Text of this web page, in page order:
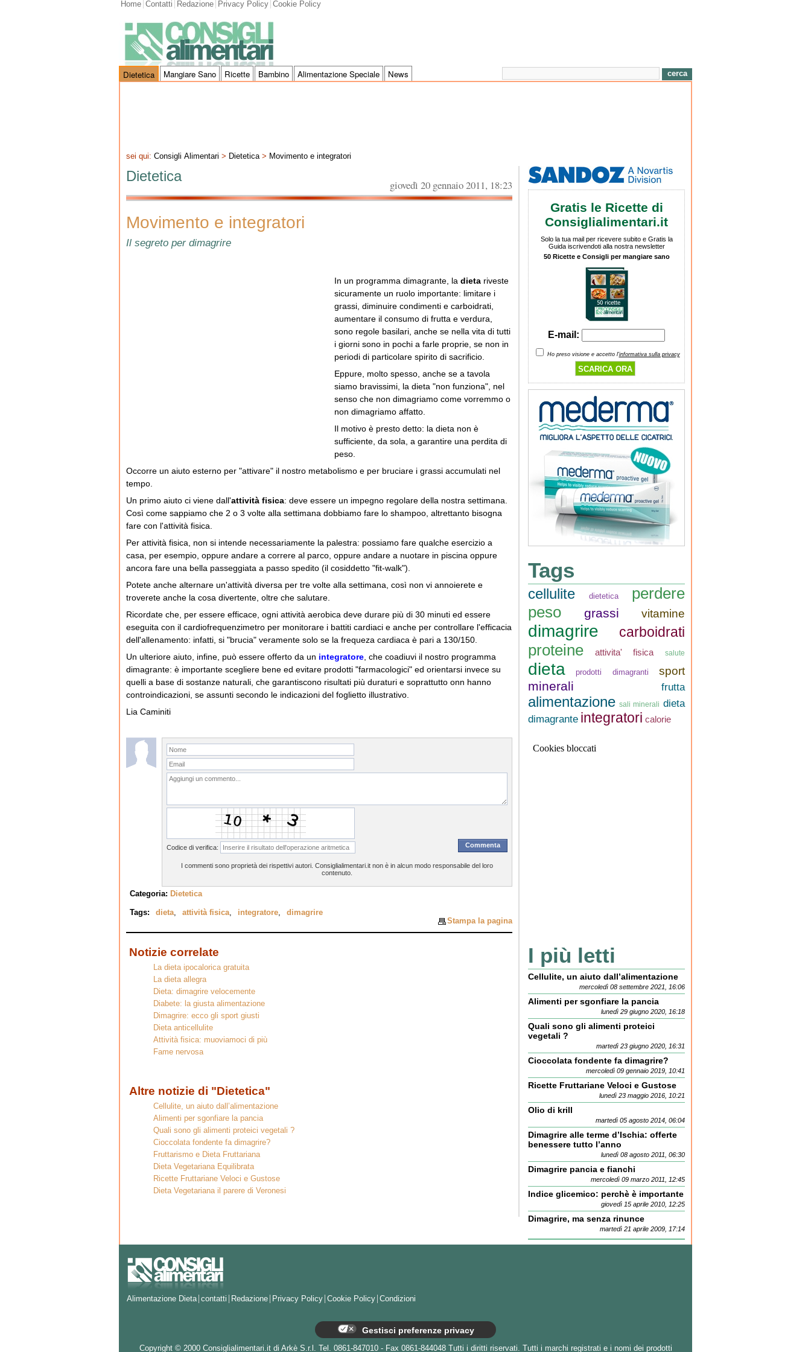
Home Contatti Redazione Privacy Policy Cookie Policy
Dietetica Mangiare Sano Ricette Bambino Alimentazione Speciale News
sei qui: Consigli Alimentari > Dietetica> Movimento e integratori
Dietetica
giovedì 20 gennaio 2011, 18:23
Movimento e integratori
Il segreto per dimagrire
In un programma dimagrante, la dieta riveste
sicuramente un ruolo importante: limitare i
grassi, diminuire condimenti e carboidrati,
aumentare il consumo di frutta e verdura,
sono regole basilari, anche se nella vita di tutti
i giorni sono in pochi a farle proprie, se non in
periodi di particolare spirito di sacrificio.
Eppure, molto spesso, anche se a tavola
siamo bravissimi, la dieta "non funziona", nel
senso che non dimagriamo come vorremmo o
non dimagriamo affatto.
Il motivo è presto detto: la dieta non è
sufficiente, da sola, a garantire una perdita di
peso.
Occorre un aiuto esterno per "attivare" il nostro metabolismo e per bruciare i grassi accumulati nel
tempo.
Un primo aiuto ci viene dall'attività fisica: deve essere un impegno regolare della nostra settimana.
Così come sappiamo che 2 o 3 volte alla settimana dobbiamo fare lo shampoo, altrettanto bisogna
fare con l'attività fisica.
Per attività fisica, non si intende necessariamente la palestra: possiamo fare qualche esercizio a
casa, per esempio, oppure andare a correre al parco, oppure andare a nuotare in piscina oppure
ancora fare una bella passeggiata a passo spedito (il cosiddetto "fit-walk").
Potete anche alternare un'attività diversa per tre volte alla settimana, così non vi annoierete e
troverete anche la cosa divertente, oltre che salutare.
Ricordate che, per essere efficace, ogni attività aerobica deve durare più di 30 minuti ed essere
eseguita con il cardiofrequenzimetro per monitorare i battiti cardiaci e anche per controllare l'efficacia
dell'allenamento: infatti, si "brucia" veramente solo se la frequeza cardiaca è pari a 130/150.
Un ulteriore aiuto, infine, può essere offerto da un integratore , che coadiuvi il nostro programma
dimagrante: è importante scegliere bene ed evitare prodotti "farmacologici" ed orientarsi invece su
quelli a base di sostanze naturali, che garantiscono risultati più duraturi e soprattutto onn hanno
controindicazioni, se assunti secondo le indicazioni del foglietto illustrativo.
Lia Caminiti
Codice di verifica:
I commenti sono proprietà dei rispettivi autori. Consiglialimentari.it non è in alcun modo responsabile del loro
contenuto.
Categoria: Dietetica
Tags: dieta, attività fisica, integratore, dimagrire
Stampa la pagina
Notizie correlate
La dieta ipocalorica gratuita
La dieta allegra
Dieta: dimagrire velocemente
Diabete: la giusta alimentazione
Dimagrire: ecco gli sport giusti
Dieta anticellulite
Attività fisica: muoviamoci di più
Fame nervosa
Altre notizie di "Dietetica"
Cellulite, un aiuto dall’alimentazione
Alimenti per sgonfiare la pancia
Quali sono gli alimenti proteici vegetali ?
Cioccolata fondente fa dimagrire?
Fruttarismo e Dieta Fruttariana
Dieta Vegetariana Equilibrata
Ricette Fruttariane Veloci e Gustose
Dieta Vegetariana il parere di Veronesi
Gratis le Ricette di
Consiglialimentari.it
Solo la tua mail per ricevere subito e Gratis la
Guida iscrivendoti alla nostra newsletter
50 Ricette e Consigli per mangiare sano
E-mail:
Ho preso visione e accetto l'informativa sulla privacy
Tags
cellulite dietetica
perdere
peso
grassi vitamine
dimagrire carboidrati
proteine attivita' fisica salute
dieta prodotti dimagranti sport
minerali frutta
alimentazione sali minerali dieta
dimagrante integratori calorie
I più letti
Cellulite, un aiuto dall’alimentazione
mercoledì 08 settembre 2021, 16:06
Alimenti per sgonfiare la pancia
lunedì 29 giugno 2020, 16:18
Quali sono gli alimenti proteici
vegetali ?
martedì 23 giugno 2020, 16:31
Cioccolata fondente fa dimagrire?
mercoledì 09 gennaio 2019, 10:41
Ricette Fruttariane Veloci e Gustose
lunedì 23 maggio 2016, 10:21
Olio di krill
martedì 05 agosto 2014, 06:04
Dimagrire alle terme d’Ischia: offerte
benessere tutto l’anno
lunedì 08 agosto 2011, 06:30
Dimagrire pancia e fianchi
mercoledì 09 marzo 2011, 12:45
Indice glicemico: perchè è importante
giovedì 15 aprile 2010, 12:25
Dimagrire, ma senza rinunce
martedì 21 aprile 2009, 17:14
Alimentazione Dieta contatti Redazione Privacy Policy Cookie Policy Condizioni
Gestisci preferenze privacy
Copyright © 2000 Consiglialimentari.it di Arkè S.r.l. Tel. 0861-847010 - Fax 0861-844048 Tutti i diritti riservati. Tutti i marchi registrati e i nomi dei prodotti